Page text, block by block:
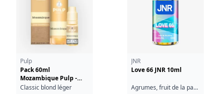
Pulp
Pack 60ml
Mozambique Pulp -
03mg
Classic blond léger
JNR
Love 66 JNR 10ml
Agrumes, fruit de la passion